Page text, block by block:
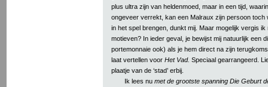
plus ultra zijn van heldenmoed, maar in een tijd,
ongeveer verrekt, kan een Malraux zijn persoon toch
in het spel brengen, dunkt mij. Maar mogelijk vergis ik
motieven? In ieder geval, je bewijst mij natuurlijk een
portemonnaie ook) als je hem direct na zijn
laat vertellen voor Het Vad. Speciaal gearrangeerd.
plaatje van de ‘stad’ erbij.
Ik lees nu met de grootste spanning Die Geburt